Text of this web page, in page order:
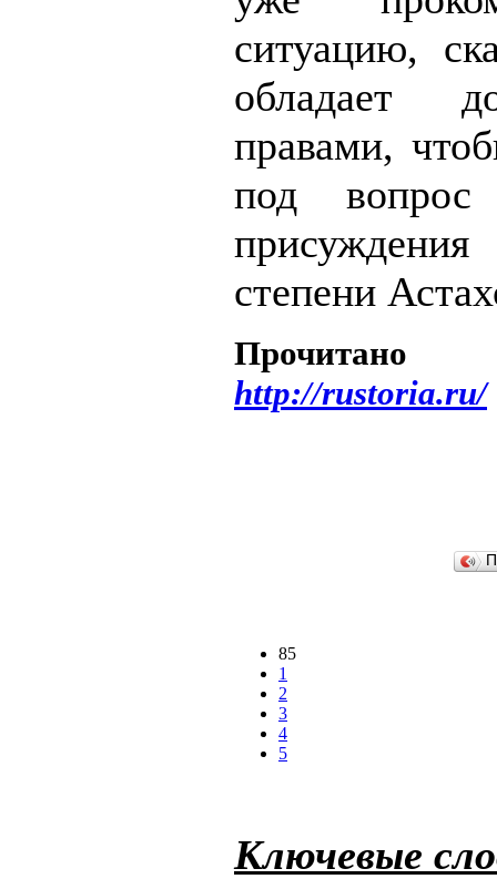
ситуацию,
обладает
правами,
под
степени
http://rustoria.ru/
85
1
2
3
4
5
Ключевые